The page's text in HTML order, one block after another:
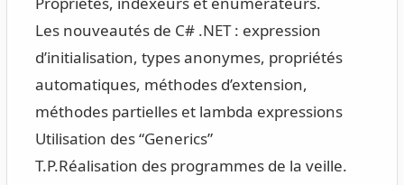
Les nouveautés de C# .NET : expression
d’initialisation, types anonymes, propriétés
automatiques, méthodes d’extension,
méthodes partielles et lambda expressions
Utilisation des “Generics”
T.P.Réalisation des programmes de la veille.